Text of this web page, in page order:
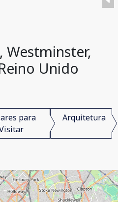
Unido
para
Arquitetura